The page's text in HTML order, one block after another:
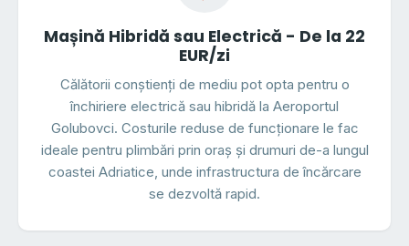
Mașină Hibridă sau Electrică - De la 22
EUR/zi
Călătorii conștienți de mediu pot opta pentru o
închiriere electrică sau hibridă la Aeroportul
Golubovci. Costurile reduse de funcționare le fac
ideale pentru plimbări prin oraș și drumuri de-a lungul
coastei Adriatice, unde infrastructura de încărcare
se dezvoltă rapid.